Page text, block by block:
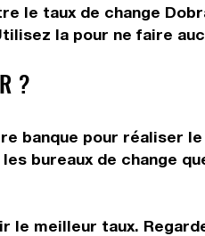
le taux de change
la pour ne faire
?
banque pour réaliser
bureaux de change
le meilleur taux.